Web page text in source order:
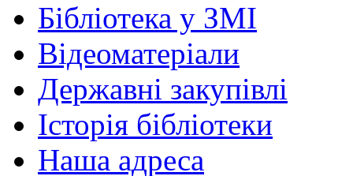
Бібліотека у ЗМІ
Відеоматеріали
Державні закупівлі
Історія бібліотеки
Наша адреса